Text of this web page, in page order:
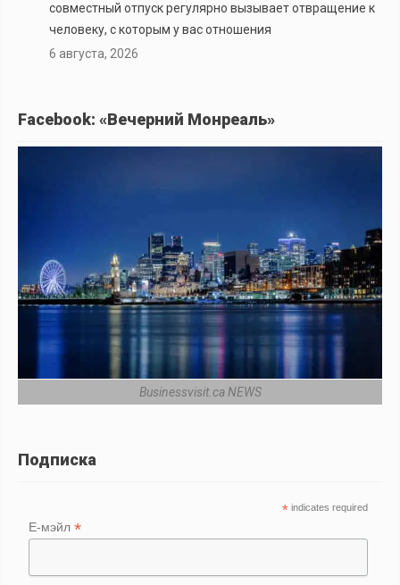
совместный отпуск регулярно вызывает отвращение к
человеку, с которым у вас отношения
6 августа, 2026
Facebook: «Вечерний Монреаль»
Businessvisit.ca NEWS
Подписка
* indicates required
Е-мэйл*